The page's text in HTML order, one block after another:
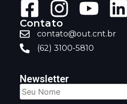
Contato
contato@out.cnt.br
(62) 3100-5810
Newsletter